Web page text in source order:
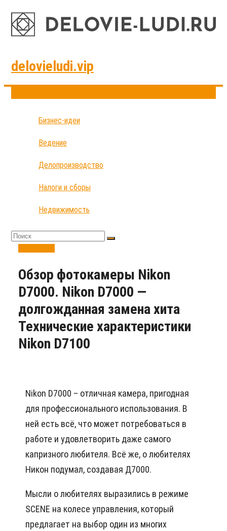
delovieludi.vip
Бизнес-идеи
Ведение
Делопроизводство
Налоги и сборы
Недвижимость
Обзор фотокамеры Nikon
D7000. Nikon D7000 —
долгожданная замена хита
Технические характеристики
Nikon D7100
Nikon D7000 – отличная камера, пригодная
для профессионального использования. В
ней есть всё, что может потребоваться в
работе и удовлетворить даже самого
капризного любителя. Всё же, о любителях
Никон подумал, создавая Д7000.
Мысли о любителях выразились в режиме
SCENE на колесе управления, который
предлагает на выбор один из многих